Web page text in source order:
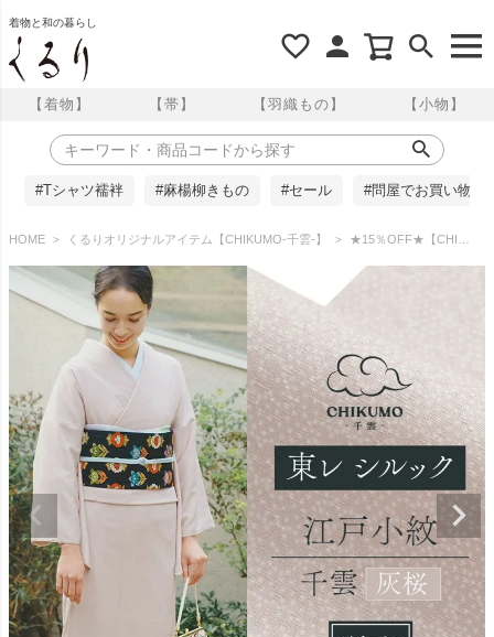
着物と和の暮らし
【着物】 【帯】 【羽織もの】 【小物】
#Tシャツ襦袢 #麻楊柳きもの #セール #問屋でお買い物
HOME くるりオリジナルアイテム【CHIKUMO-千雲-】 ★15％OFF★【CHIKUMO-千雲-】洗える着物 単衣仕立て 東レシルック江戸小紋 瑞雲 千雲/灰桜 シルック奏美 くるり